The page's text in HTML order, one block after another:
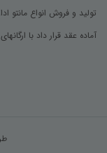
تولید و فروش انواع مانتو
آماده عقد قرار داد با